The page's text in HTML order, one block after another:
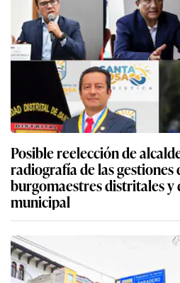
Posible reelección de
radiografía de las gestiones
burgomaestres distritales y
municipal